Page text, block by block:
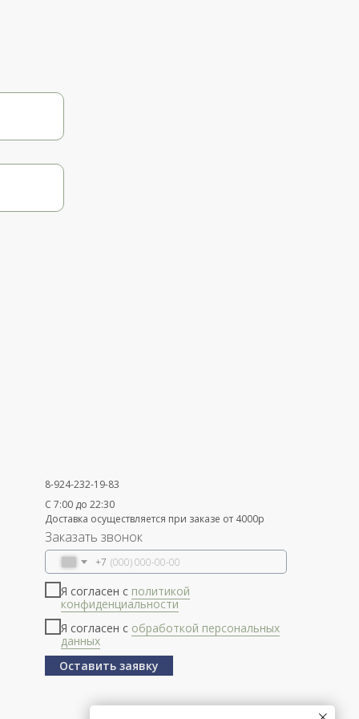
8-924-232-19-83
С 7:00 до 22:30
Доставка осуществляется при заказе от 4000р
Заказать звонок
+7
Я согласен с политикой
конфиденциальности
Я согласен с обработкой персональных
данных
Оставить заявку